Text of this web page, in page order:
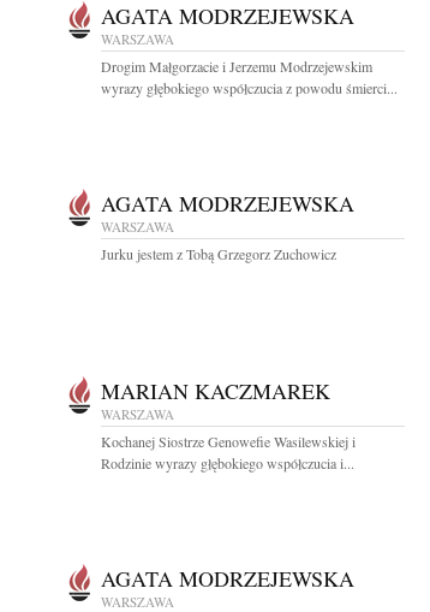
AGATA MODRZEJEWSKA
WARSZAWA
Drogim Małgorzacie i Jerzemu Modrzejewskim
wyrazy głębokiego współczucia z powodu śmierci...
AGATA MODRZEJEWSKA
WARSZAWA
Jurku jestem z Tobą Grzegorz Zuchowicz
MARIAN KACZMAREK
WARSZAWA
Kochanej Siostrze Genowefie Wasilewskiej i
Rodzinie wyrazy głębokiego współczucia i...
AGATA MODRZEJEWSKA
WARSZAWA